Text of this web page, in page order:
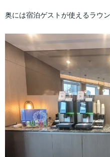
奥には宿泊ゲストが使えるラウ